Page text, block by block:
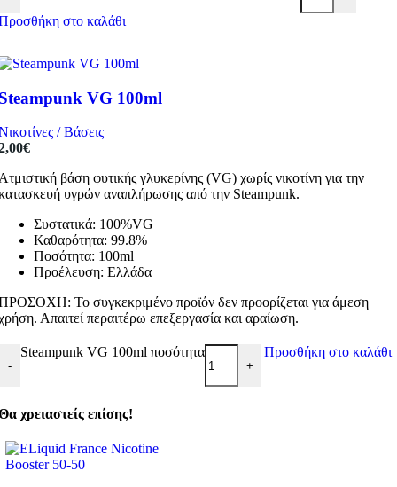
στο καλάθι
VG 100ml
/ Βάσεις
€
βάση φυτικής γλυκερίνης (VG) χωρίς νικοτίνη για την
υγρών αναπλήρωσης από την Steampunk.
Συστατικά: 100%VG
Καθαρότητα: 99.8%
Ποσότητα: 100ml
Προέλευση: Ελλάδα
Το συγκεκριμένο προϊόν δεν προορίζεται για άμεση
Απαιτεί περαιτέρω επεξεργασία και αραίωση.
-
Steampunk VG 100ml ποσότητα
+
Προσθήκη στο καλάθι
χρειαστείς επίσης!